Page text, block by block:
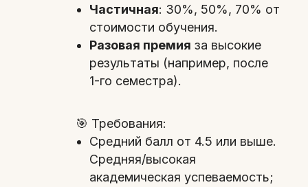
Частичная: 30%, 50%, 70% от
стоимости обучения.
Разовая премия за высокие
результаты (например, после
1-го семестра).
🎯 Требования:
Средний балл от 4.5 или выше.
Средняя/высокая
академическая успеваемость;